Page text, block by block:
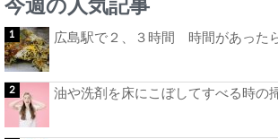
今週の人気記事
広島駅で２、３時間 時間があった
油や洗剤を床にこぼしてすべる時の